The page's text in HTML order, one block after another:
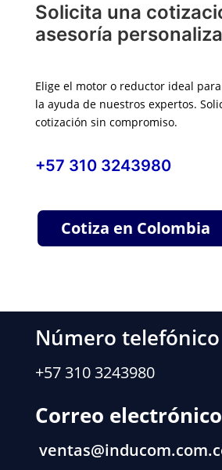
Solicita una
asesoría
Elige el motor o reductor ideal
la ayuda de nuestros expertos.
cotización sin compromiso.
+57 310 3243980
Cotiza en Colombia
Número telefónico
+57 310 3243980
Correo electrónico